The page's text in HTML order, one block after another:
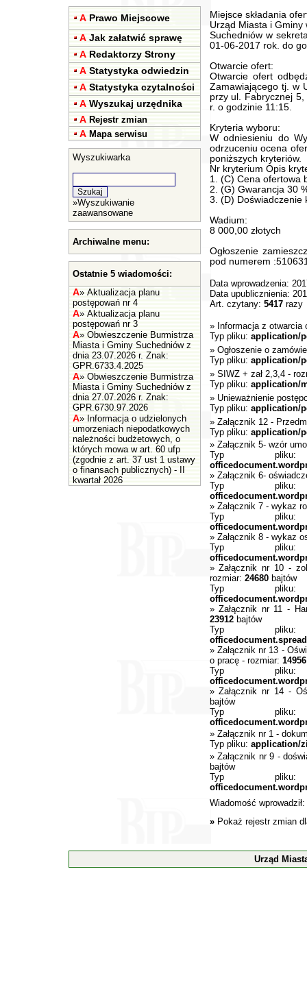
A Prawo Miejscowe
A Jak załatwić sprawę
A Redaktorzy Strony
A Statystyka odwiedzin
A Statystyka czytalności
A Wyszukaj urzędnika
A Rejestr zmian
A Mapa serwisu
Wyszukiwarka
»Wyszukiwanie
zaawansowane
Archiwalne menu:
Ostatnie 5 wiadomości:
A» Aktualizacja planu
postępowań nr 4
A» Aktualizacja planu
postępowań nr 3
A» Obwieszczenie Burmistrza
Miasta i Gminy Suchedniów z
dnia 23.07.2026 r. Znak:
GPR.6733.4.2025
A» Obwieszczenie Burmistrza
Miasta i Gminy Suchedniów z
dnia 27.07.2026 r. Znak:
GPR.6730.97.2026
A» Informacja o udzielonych
umorzeniach niepodatkowych
należności budżetowych, o
których mowa w art. 60 ufp
(zgodnie z art. 37 ust 1 ustawy
o finansach publicznych) - II
kwartał 2026
Miejsce składania
Urząd Miasta i
Suchedniów w
01-06-2017 rok. do
Otwarcie ofert:
Otwarcie ofert
Zamawiającego tj. w
przy ul. Fabrycznej
r. o godzinie 11:15.
Kryteria wyboru:
W odniesieniu do
odrzuceniu ocena
poniższych kryteriów.
Nr kryterium Opis
1. (C) Cena ofertowa
2. (G) Gwarancja 30
3. (D) Doświadczenie
Wadium:
8 000,00 złotych
Ogłoszenie
pod numerem
Data wprowadzenia:
Data upublicznienia:
Art. czytany: 5417razy
» Informacja z otwarcia
Typ pliku: application/
» Ogłoszenie o
Typ pliku: application/
» SIWZ + zał 2,3,4-
Typ pliku: application/
» Unieważnienie
Typ pliku: application/
» Załącznik 12 -
Typ pliku: application/
» Załącznik 5- wzór
Typ
» Załącznik 6-
Typ
» Załącznik 7 - wykaz
Typ
» Załącznik 8 - wykaz
Typ
»Załącznik nr 10 -
rozmiar: 24680bajtów
Typ
»Załącznik nr 11 -
23912bajtów
Typ
» Załącznik nr 13 -
o pracę- rozmiar: 14956
Typ
»Załącznik nr 14 -
bajtów
Typ
» Załącznik nr 1 -
Typ pliku: application/
» Załącznik nr 9 -
bajtów
Typ
Wiadomość wprowadził:
» Pokaż rejestr zmian
Urząd